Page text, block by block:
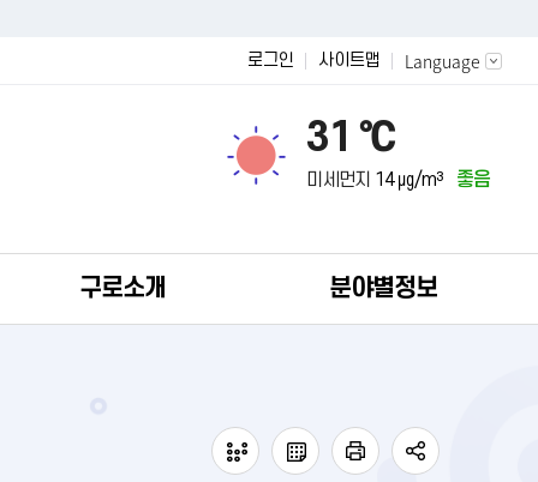
로그인 사이트맵 Language
31 ℃
미세먼지 14 ㎍/m³ 좋음
구로소개 분야별정보